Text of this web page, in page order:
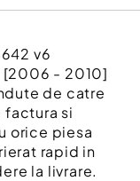
v6
[2006 - 2010]
de catre
si
orice piesa
rapid in
la livrare.